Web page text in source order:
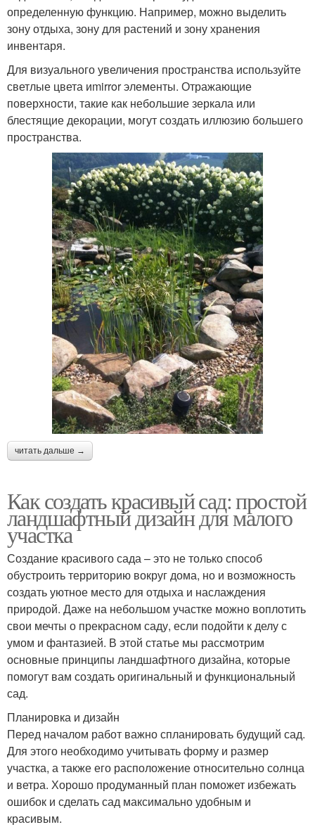
определенную функцию. Например, можно выделить
зону отдыха, зону для растений и зону хранения
инвентаря.
Для визуального увеличения пространства используйте
светлые цвета иmirror элементы. Отражающие
поверхности, такие как небольшие зеркала или
блестящие декорации, могут создать иллюзию большего
пространства.
читать дальше →
Как создать красивый сад: простой
ландшафтный дизайн для малого
участка
Создание красивого сада – это не только способ
обустроить территорию вокруг дома, но и возможность
создать уютное место для отдыха и наслаждения
природой. Даже на небольшом участке можно воплотить
свои мечты о прекрасном саду, если подойти к делу с
умом и фантазией. В этой статье мы рассмотрим
основные принципы ландшафтного дизайна, которые
помогут вам создать оригинальный и функциональный
сад.
Планировка и дизайн
Перед началом работ важно спланировать будущий сад.
Для этого необходимо учитывать форму и размер
участка, а также его расположение относительно солнца
и ветра. Хорошо продуманный план поможет избежать
ошибок и сделать сад максимально удобным и
красивым.